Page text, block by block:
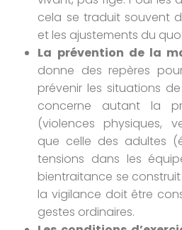
cela se traduit souvent
et les ajustements du
La prévention de la
donne des repères
prévenir les situations
concerne autant la
(violences physiques,
que celle des adultes
tensions dans les
bientraitance se
la vigilance doit être
gestes ordinaires.